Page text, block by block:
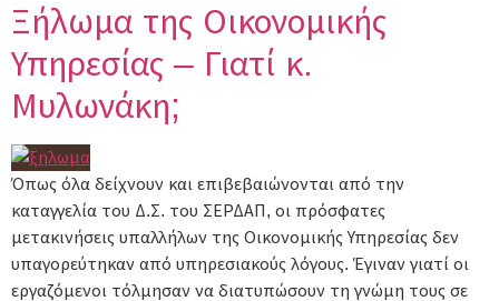
Ξήλωμα της Οικονομικής
Υπηρεσίας – Γιατί κ.
Μυλωνάκη;
Όπως όλα δείχνουν και επιβεβαιώνονται από την
καταγγελία του Δ.Σ. του ΣΕΡΔΑΠ, οι πρόσφατες
μετακινήσεις υπαλλήλων της Οικονομικής Υπηρεσίας δεν
υπαγορεύτηκαν από υπηρεσιακούς λόγους. Έγιναν γιατί οι
εργαζόμενοι τόλμησαν να διατυπώσουν τη γνώμη τους σε